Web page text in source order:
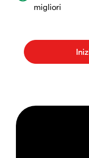
migliori